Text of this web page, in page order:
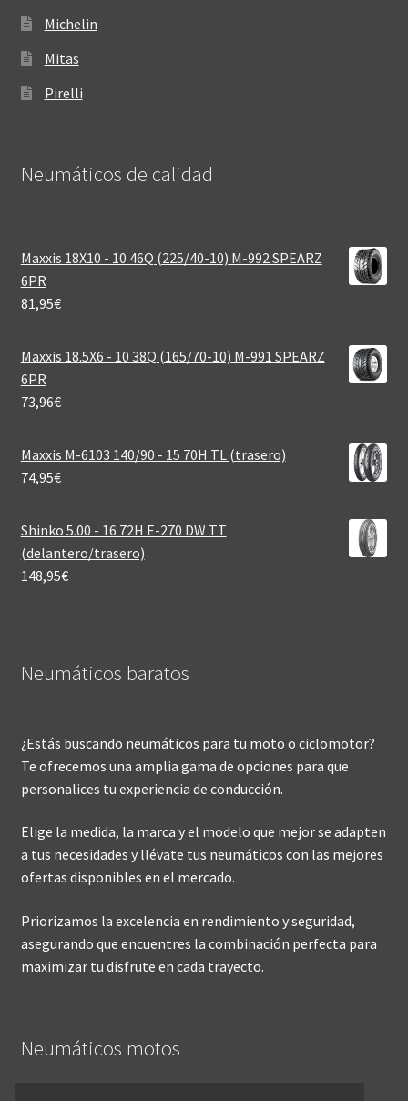
Michelin
Mitas
Pirelli
Neumáticos de calidad‎
Maxxis 18X10 - 10 46Q (225/40-10) M-992 SPEARZ
6PR
81,95€
Maxxis 18.5X6 - 10 38Q (165/70-10) M-991 SPEARZ
6PR
73,96€
Maxxis M-6103 140/90 - 15 70H TL (trasero)
74,95€
Shinko 5.00 - 16 72H E-270 DW TT
(delantero/trasero)
148,95€
Neumáticos baratos
¿Estás buscando neumáticos para tu moto o ciclomotor?
Te ofrecemos una amplia gama de opciones para que
personalices tu experiencia de conducción.
Elige la medida, la marca y el modelo que mejor se adapten
a tus necesidades y llévate tus neumáticos con las mejores
ofertas disponibles en el mercado.
Priorizamos la excelencia en rendimiento y seguridad,
asegurando que encuentres la combinación perfecta para
maximizar tu disfrute en cada trayecto.
Neumáticos motos